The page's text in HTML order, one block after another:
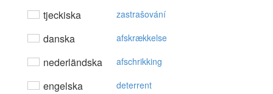
tjeckiska zastrašování
danska afskrækkelse
nederländska afschrikking
engelska deterrent